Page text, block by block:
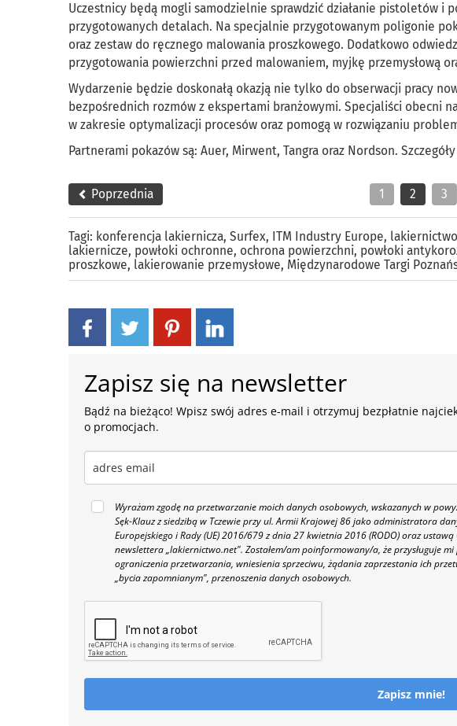
Uczestnicy będą mogli samodzielnie sprawdzić działanie pistoletów i
przygotowanych detalach. Na specjalnie przygotowanym poligonie
oraz zestaw do ręcznego malowania proszkowego. Dodatkowo
przygotowania powierzchni przed malowaniem, myjkę przemysłową
Wydarzenie będzie doskonałą okazją nie tylko do obserwacji pracy
bezpośrednich rozmów z ekspertami branżowymi. Specjaliści obecni
w zakresie optymalizacji procesów oraz pomogą w rozwiązaniu
Partnerami pokazów są: Auer, Mirwent, Tangra oraz Nordson.
Poprzednia 1 2 3
Tagi: konferencja lakiernicza, Surfex, ITM Industry Europe,
lakiernicze, powłoki ochronne, ochrona powierzchni, powłoki
proszkowe, lakierowanie przemysłowe, Międzynarodowe Targi
Zapisz się na newsletter
Bądź na bieżąco! Wpisz swój adres e-mail i otrzymuj bezpłatnie
o promocjach.
Wyrażam zgodę na przetwarzanie moich danych osobowych, wskazanych w
Sęk-Klauz z siedzibą w Tczewie przy ul. Armii Krajowej 86 jako administratora
Europejskiego i Rady (UE) 2016/679 z dnia 27 kwietnia 2016 (RODO) oraz
newslettera „lakiernictwo.net". Zostałem/am poinformowany/a, że przysługuje
ograniczenia przetwarzania, wniesienia sprzeciwu, żądania zaprzestania ich
„bycia zapomnianym", przenoszenia danych osobowych.
Zapisz mnie!